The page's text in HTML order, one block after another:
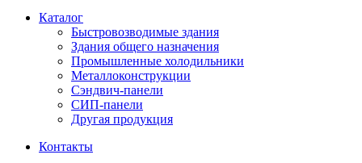
Каталог
Быстровозводимые здания
Здания общего назначения
Промышленные холодильники
Металлоконструкции
Сэндвич-панели
СИП-панели
Другая продукция
Контакты